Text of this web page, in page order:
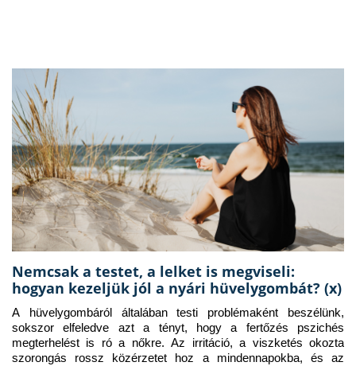
Nemcsak a testet, a lelket is megviseli:
hogyan kezeljük jól a nyári hüvelygombát? (x)
A hüvelygombáról általában testi problémaként beszélünk,
sokszor elfeledve azt a tényt, hogy a fertőzés pszichés
megterhelést is ró a nőkre. Az irritáció, a viszketés okozta
szorongás rossz közérzetet hoz a mindennapokba, és az